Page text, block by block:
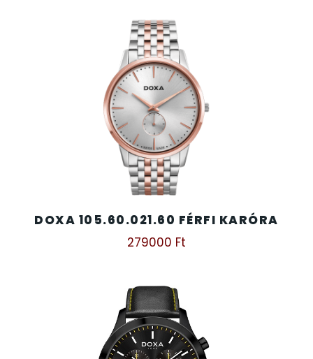
DOXA 105.60.021.60 FÉRFI KARÓRA
279000 Ft
SANTA BARBARA
SENCOR